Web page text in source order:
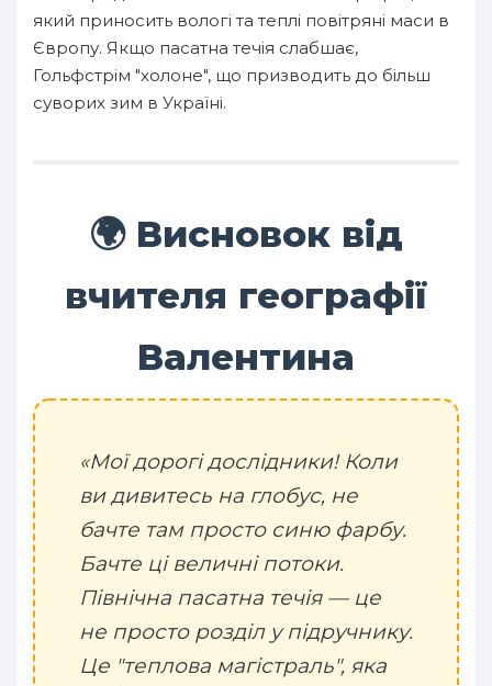
який приносить вологі та теплі повітряні маси в
Європу. Якщо пасатна течія слабшає,
Гольфстрім "холоне", що призводить до більш
суворих зим в Україні.
🌍 Висновок від
вчителя географії
Валентина
«Мої дорогі дослідники! Коли
ви дивитесь на глобус, не
бачте там просто синю фарбу.
Бачте ці величні потоки.
Північна пасатна течія — це
не просто розділ у підручнику.
Це "теплова магістраль", яка